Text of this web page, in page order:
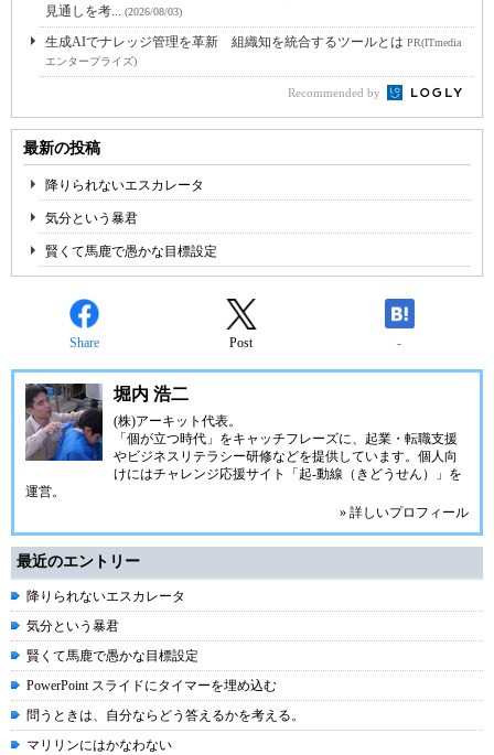
見通しを考... (2026/08/03)
生成AIでナレッジ管理を革新 組織知を統合するツールとは PR(ITmedia
エンタープライズ)
Recommended by
最新の投稿
降りられないエスカレータ
気分という暴君
賢くて馬鹿で愚かな目標設定
Share Post -
堀内 浩二
(株)アーキット代表。
「個が立つ時代」をキャッチフレーズに、起業・転職支援
やビジネスリテラシー研修などを提供しています。個人向
けにはチャレンジ応援サイト「 起-動線 （きどうせん）」を
運営。
» 詳しいプロフィール
最近のエントリー
降りられないエスカレータ
気分という暴君
賢くて馬鹿で愚かな目標設定
PowerPoint スライドにタイマーを埋め込む
問うときは、自分ならどう答えるかを考える。
マリリンにはかなわない